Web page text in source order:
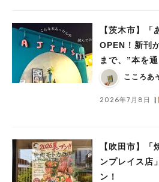
【茨木市】
OPEN！新刊
まで、”本を
じみする” 本
こころあ
2026年7月8日
【吹田市】
ンプレイス店
ン！
人気のキーワ
#今週どこいく？#自然とふれあう #ランチ
#教えたい／教えて投稿記事#大阪学院大
#あなたはどっち？